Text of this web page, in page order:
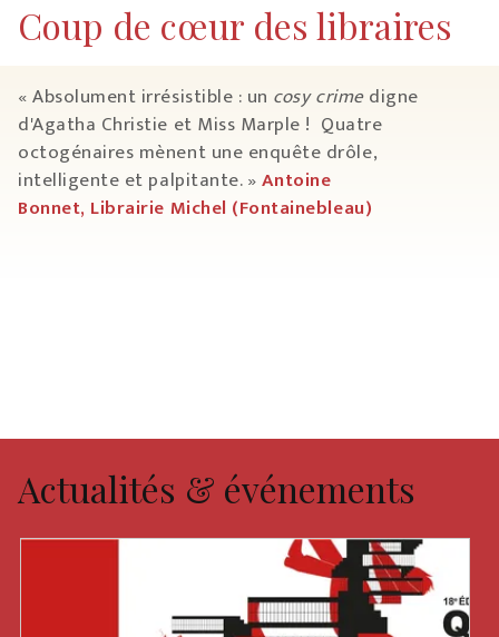
Coup de cœur des libraires
« Absolument irrésistible : un cosy crimedigne
d'Agatha Christie et Miss Marple ! Quatre
octogénaires mènent une enquête drôle,
intelligente et palpitante. »Antoine
Bonnet, Librairie Michel (Fontainebleau)
Actualités & événements